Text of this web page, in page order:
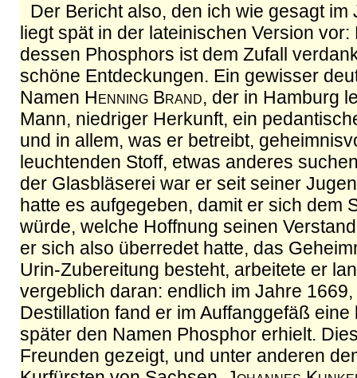
Der Bericht also, den ich wie gesagt im
liegt spät in der lateinischen Version
dessen Phosphors ist dem Zufall
schöne Entdeckungen. Ein gewisser
Namen Henning Brand, der in Hamburg
Mann, niedriger Herkunft, ein
und in allem, was er betreibt,
leuchtenden Stoff, etwas anderes
der Glasbläserei war er seit seiner
hatte es aufgegeben, damit er sich dem
würde, welche Hoffnung seinen
er sich also überredet hatte, das
Urin-Zubereitung besteht, arbeitete er
vergeblich daran: endlich im Jahre
Destillation fand er im Auffanggefäß
später den Namen Phosphor erhielt.
Freunden gezeigt, und unter anderen